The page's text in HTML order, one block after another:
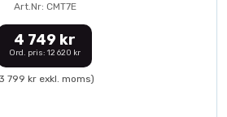
Art.Nr: CMT7E
4 749 kr
Ord. pris: 12 620 kr
799 kr exkl. moms)